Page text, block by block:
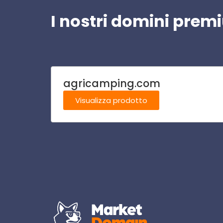
I nostri domini
agricamping.com
Visualizza prodotto